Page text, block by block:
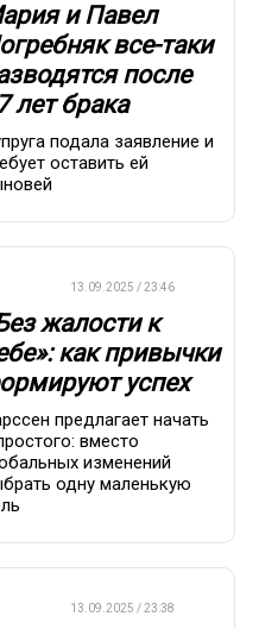
и Павел
все-таки
после
лет брака
подала заявление и
оставить ей
13.09.2025 / 23:46
жалости к
как привычки
успех
предлагает начать
вместо
изменений
одну маленькую
13.09.2025 / 23:38